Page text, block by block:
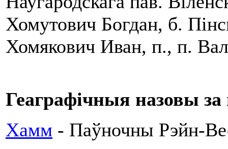
Хомутович Богдан, б.
Хомякович Иван, п., п.
Геаграфічныя назовы
Хамм - Паўночны Рэйн-